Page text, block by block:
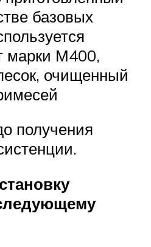
базовых
марки М400,
очищенный
получения